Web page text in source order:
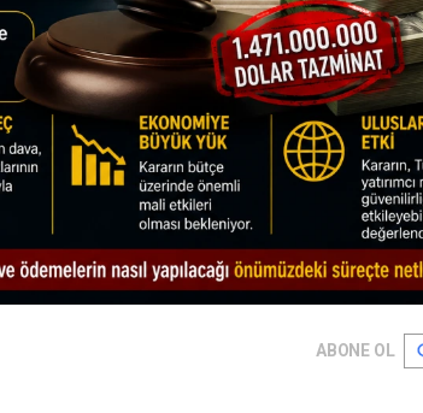
ABONE OL